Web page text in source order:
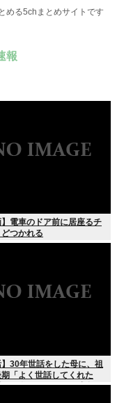
める5chまとめサイトです
報
】電車のドア前に居座るチ
つかれる
】30年世話をした母に、祖
「よく世話してくれた
と嫌いだったのが残念だ